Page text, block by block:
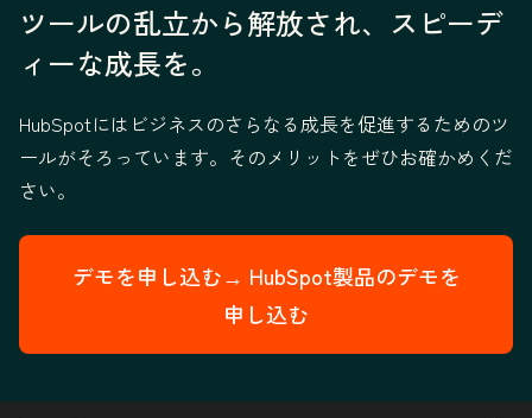
ツールの乱立から解放され、スピーデ
ィーな成長を。
HubSpotにはビジネスのさらなる成長を促進するためのツ
ールがそろっています。そのメリットをぜひお確かめくだ
さい。
デモを申し込む→ HubSpot製品のデモを
申し込む